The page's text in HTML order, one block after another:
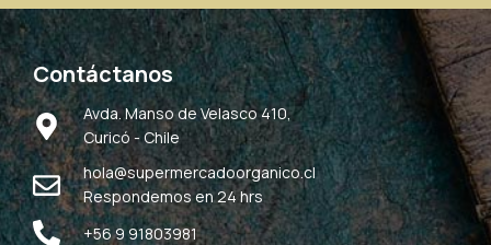
Contáctanos
Avda. Manso de Velasco 410,
Curicó - Chile
hola@supermercadoorganico.cl
Respondemos en 24 hrs
+56 9 91803981